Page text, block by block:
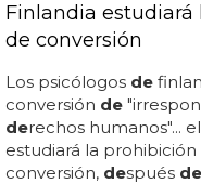
Finlandia
de conversión
Los psicólogos de
conversión de
derechos humanos"...
estudiará la
conversión, después de